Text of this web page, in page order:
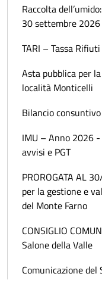
Raccolta
30 settembre 2026
TARI – Tassa
Asta pubblica per
località Monticelli
Bilancio
IMU – Anno 2026
avvisi e PGT
PROROGATA AL
per la gestione e
del Monte Farno
CONSIGLIO
Salone della Valle
Comunicazione del